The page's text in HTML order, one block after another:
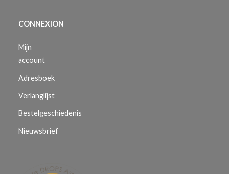
CONNEXION
Mijn
account
Adresboek
Verlanglijst
Bestelgeschiedenis
Nieuwsbrief